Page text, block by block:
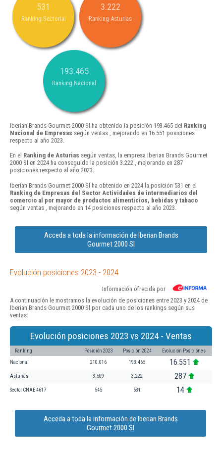
531
Ranking Sectorial
3.222
Ranking Asturias
193.465
Ranking Nacional
Iberian Brands Gourmet 2000 Sl ha obtenido la posición 193.465 del Ranking
Nacional de Empresas según ventas , mejorando en 16.551 posiciones
respecto al año 2023.
En el Ranking de Asturias según ventas, la empresa Iberian Brands Gourmet
2000 Sl en 2024 ha conseguido la posición 3.222 , mejorando en 287
posiciones respecto al año 2023.
Iberian Brands Gourmet 2000 Sl ha obtenido en 2024 la posición 531 en el
Ranking de Empresas del Sector Actividades de intermediarios del
comercio al por mayor de productos alimenticios, bebidas y tabaco
según ventas , mejorando en 14 posiciones respecto al año 2023.
Acceda a toda la información de Iberian Brands
Gourmet 2000 Sl
Evolución posiciones 2023 - 2024
Información ofrecida por
A continuación le mostramos la evolución de posiciones entre 2023 y 2024 de
Iberian Brands Gourmet 2000 Sl por cada uno de los rankings según sus
ventas:
Evolución posiciones 2023 vs 2024 - Ventas
Ranking Posición 2023 Posición 2024 Evolución Posiciones
Nacional 210.016 193.465 16.551
Asturias 3.509 3.222 287
Sector CNAE 4617 545 531 14
Acceda a toda la información de Iberian Brands
Gourmet 2000 Sl